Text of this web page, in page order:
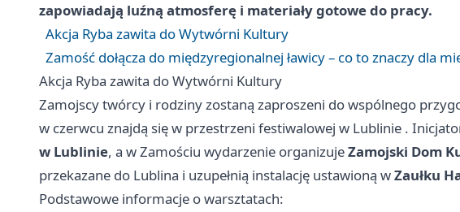
zapowiadają luźną atmosferę i materiały gotowe do pracy.
Akcja Ryba zawita do Wytwórni Kultury
Zamość dołącza do międzyregionalnej ławicy – co to znaczy dla
Akcja Ryba zawita do Wytwórni Kultury
Zamojscy twórcy i rodziny zostaną zaproszeni do wspólnego
w czerwcu znajdą się w przestrzeni festiwalowej w Lublinie .
w Lublinie, a w Zamościu wydarzenie organizujeZamojski Dom
przekazane do Lublina i uzupełnią instalację ustawioną wZaułku
Podstawowe informacje o warsztatach: